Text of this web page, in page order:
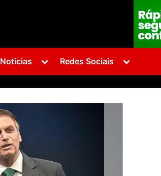
Noticias
Toggle
menu
Redes Sociais
Toggle
menu